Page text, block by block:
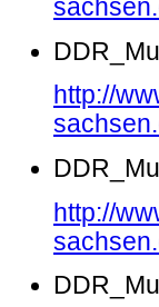
http://
http://